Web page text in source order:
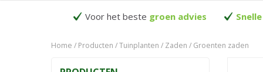
Home Producten Tuinplanten Zaden Groenten zaden
Voor het beste groen advies